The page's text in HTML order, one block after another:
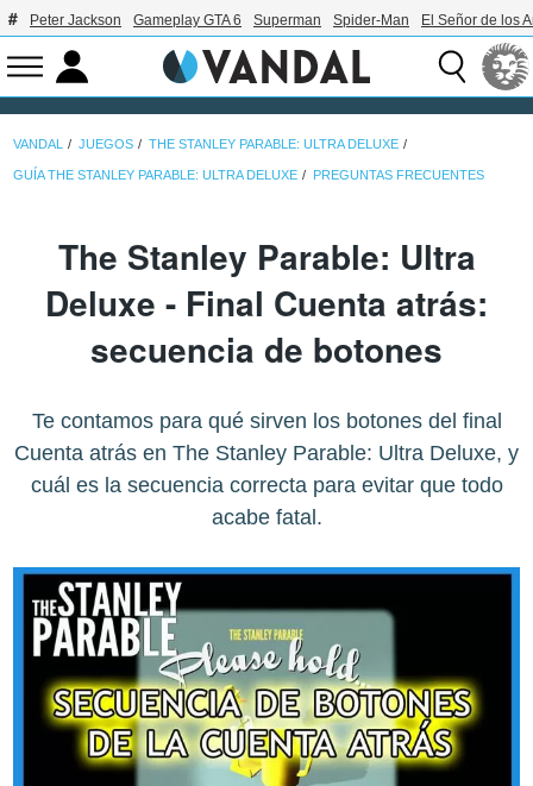
Peter Jackson Gameplay GTA 6 Superman Spider-Man El Señor de los
VANDAL JUEGOS THE STANLEY PARABLE: ULTRA DELUXE
GUÍA THE STANLEY PARABLE: ULTRA DELUXE PREGUNTAS FRECUENTES
The Stanley Parable: Ultra
Deluxe - Final Cuenta atrás:
secuencia de botones
Te contamos para qué sirven los botones del final
Cuenta atrás en The Stanley Parable: Ultra Deluxe, y
cuál es la secuencia correcta para evitar que todo
acabe fatal.